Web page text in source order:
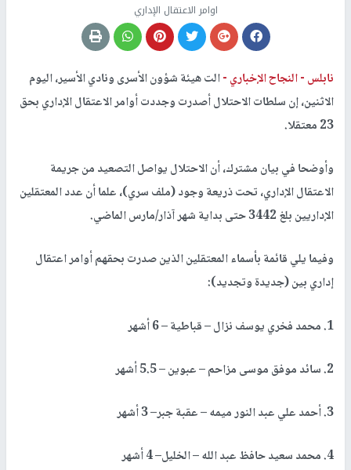
اوامر الاعتقال الإداري
نابلس -النجاح الإخباري -الت هيئة شؤون الأسرى ونادي الأسير، اليوم
الاثنين، إن سلطات الاحتلال أصدرت وجددت أوامر الاعتقال الإداري بحق
23 معتقلا.
وأوضحا في بيان مشترك، أن الاحتلال يواصل التصعيد من جريمة
الاعتقال الإداري، تحت ذريعة وجود (ملف سري)، علما أن عدد المعتقلين
الإداريين بلغ 3442 حتى بداية شهر آذار/مارس الماضي.
وفيما يلي قائمة بأسماء المعتقلين الذين صدرت بحقهم أوامر اعتقال
إداري بين (جديدة وتجديد):
1. محمد فخري يوسف نزال – قباطية – 6 أشهر
2. سائد موفق موسى مزاحم – عبوين – 5.5 أشهر
3. أحمد علي عبد النور ميمه – عقبة جبر– 3 أشهر
4. محمد سعيد حافظ عبد الله – الخليل– 4 أشهر